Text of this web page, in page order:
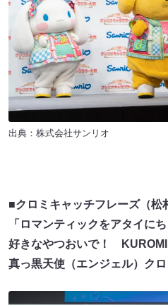
出典：株式会社サンリオ
■クロミキャッチフレーズ（松
「ロマンティックをアタイ
好きなやつおいで！
真っ黒天使（エンジェル）ク